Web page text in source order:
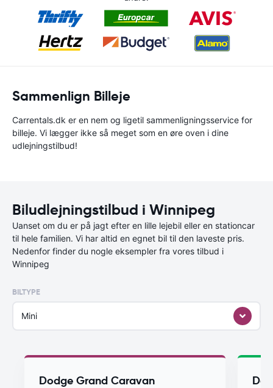
Sammenlign Billeje
Carrentals.dk er en nem og ligetil sammenligningsservice for
billeje. Vi lægger ikke så meget som en øre oven i dine
udlejningstilbud!
Biludlejningstilbud i Winnipeg
Uanset om du er på jagt efter en lille lejebil eller en stationcar
til hele familien. Vi har altid en egnet bil til den laveste pris.
Nedenfor finder du nogle eksempler fra vores tilbud i
Winnipeg
BILTYPE
Mini
Dodge Grand Caravan